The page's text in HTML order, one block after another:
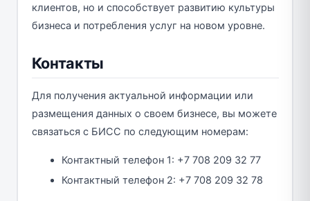
клиентов, но и способствует развитию культуры
бизнеса и потребления услуг на новом уровне.
Контакты
Для получения актуальной информации или
размещения данных о своем бизнесе, вы можете
связаться с БИСС по следующим номерам:
Контактный телефон 1: +7 708 209 32 77
Контактный телефон 2: +7 708 209 32 78